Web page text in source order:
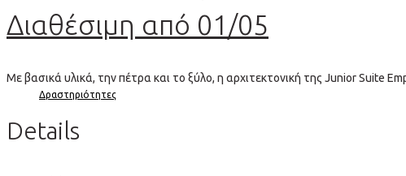
Δραστηριότητες
Διαθέσιμη από 01/05
Με βασικά υλικά, την πέτρα και το ξύλο, η αρχιτεκτονική της Junior Suite
Details